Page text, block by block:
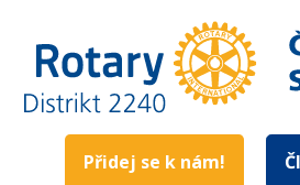
Přidej se k nám!